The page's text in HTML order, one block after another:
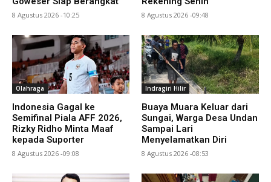
8 Agustus 2026 -10:25 8 Agustus 2026 -09:48
Olahraga
Indonesia Gagal ke
Semifinal Piala AFF 2026,
Rizky Ridho Minta Maaf
kepada Suporter
8 Agustus 2026 -09:08
Indragiri Hilir
Buaya Muara Keluar dari
Sungai, Warga Desa Undan
Sampai Lari
Menyelamatkan Diri
8 Agustus 2026 -08:53